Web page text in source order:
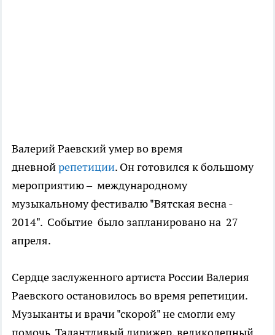
Валерий Раевский умер во время
дневнойрепетиции. Он готовился к большому
мероприятию – международному
музыкальному фестивалю "Вятская весна -
2014". Событие было запланировано на 27
апреля.
Сердце заслуженного артиста России Валерия
Раевского остановилось во время репетиции.
Музыканты и врачи "скорой" не смогли ему